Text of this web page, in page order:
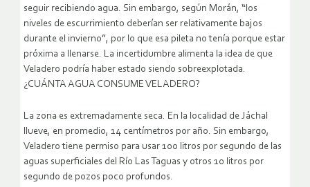
seguir recibiendo agua. Sin embargo, según Morán, “los
niveles de escurrimiento deberían ser relativamente bajos
durante el invierno”, por lo que esa pileta no tenía porque estar
próxima a llenarse. La incertidumbre alimenta la idea de que
Veladero podría haber estado siendo sobreexplotada.
¿CUÁNTA AGUA CONSUME VELADERO?
La zona es extremadamente seca. En la localidad de Jáchal
llueve, en promedio, 14 centímetros por año. Sin embargo,
Veladero tiene permiso para usar 100 litros por segundo de las
aguas superficiales del Río Las Taguas y otros 10 litros por
segundo de pozos poco profundos.